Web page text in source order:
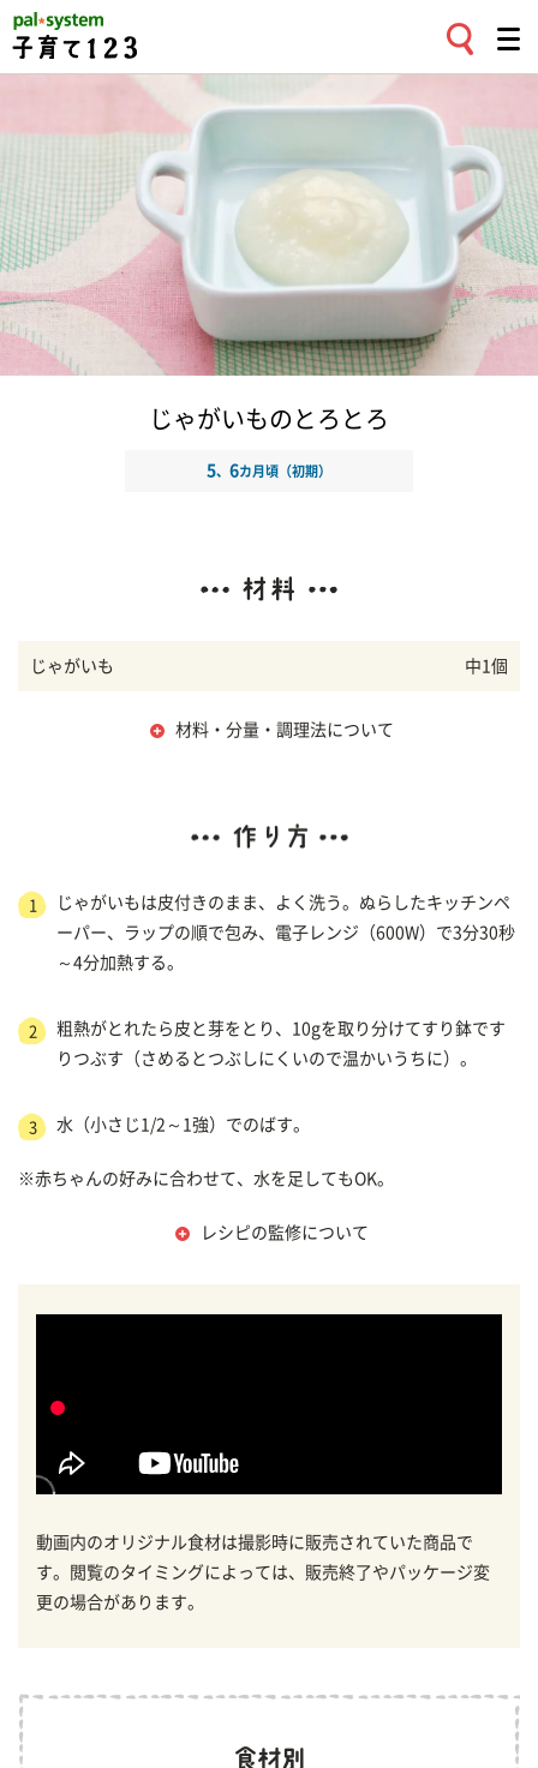
じゃがいものとろとろ
5、 6カ月頃（初期）
じゃがいも 中1個
材料・分量・調理法について
1
じゃがいもは皮付きのまま、よく洗う。ぬらしたキッチンペ
ーパー、ラップの順で包み、電子レンジ（600W）で3分30秒
～4分加熱する。
2
粗熱がとれたら皮と芽をとり、10gを取り分けてすり鉢です
りつぶす（さめるとつぶしにくいので温かいうちに）。
3 水（小さじ1/2～1強）でのばす。
※赤ちゃんの好みに合わせて、水を足してもOK。
レシピの監修について
動画内のオリジナル食材は撮影時に販売されていた商品で
す。閲覧のタイミングによっては、販売終了やパッケージ変
更の場合があります。